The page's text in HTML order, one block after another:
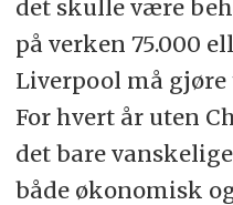
det skulle være
på verken 75.000
Liverpool må
For hvert år uten
det bare
både økonomisk